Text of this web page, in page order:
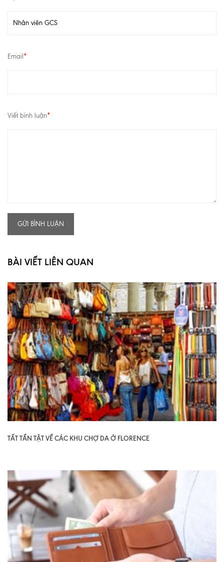
Email *
Viết bình luận*
GỬI BÌNH LUẬN
BÀI VIẾT LIÊN QUAN
TẤT TẦN TẬT VỀ CÁC KHU CHỢ DA Ở FLORENCE